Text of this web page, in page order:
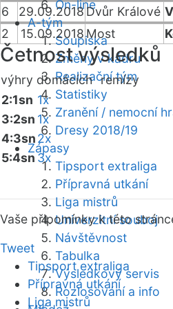
On-line
A-tým
Soupiska
Změny v kádru
Realizační tým
Statistiky
Zranění / nemocní
Dresy 2018/19
Zápasy
Tipsport extraliga
Přípravná utkání
Liga mistrů
Univerzitní souboj
Návštěvnost
Tabulka
Výsledkový servis
Rozlosování a info
6
29.09.2018Dvůr Králové
2
15.09.2018Most
Četnost výsledků
výhry domácíchremízy
2:1sn 1x
3:2sn 1x
4:3sn2x
5:4sn3x
Vaše připomínky k této
Tweet
Tipsport extraliga
Přípravná utkání
Liga mistrů